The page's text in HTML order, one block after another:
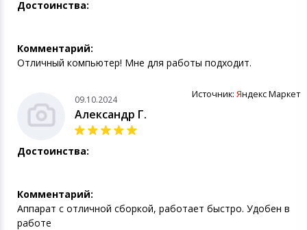
Достоинства:
Комментарий:
Отличный компьютер! Мне для работы подходит.
Источник: Яндекс Маркет
09.10.2024
Александр Г.
Достоинства:
Комментарий:
Аппарат с отличной сборкой, работает быстро. Удобен в
работе